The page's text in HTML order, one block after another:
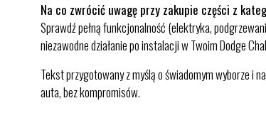
Na co zwrócić uwagę przy zakupie części z
Sprawdź pełną funkcjonalność (elektryka,
niezawodne działanie po instalacji w Twoim Dodge
Tekst przygotowany z myślą o świadomym wyborze i
auta, bez kompromisów.